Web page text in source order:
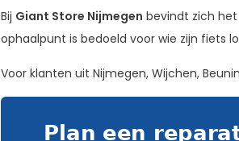
Bij Giant Store Nijmegen bevindt zich het
ophaalpunt is bedoeld voor wie zijn fiets
Voor klanten uit Nijmegen, Wijchen,